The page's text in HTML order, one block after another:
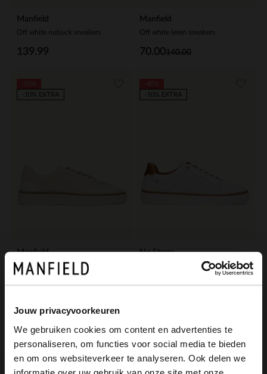
Jouw privacyvoorkeuren
We gebruiken cookies om content en advertenties te
personaliseren, om functies voor social media te bieden
en om ons websiteverkeer te analyseren. Ook delen we
Manfield
Off white nubuck sneakers
139.99
Manfield
Off white leren sneakers
140.00
70.00
Manfield
Off white leren sneakers
140.00
70.00
-10% EXTRA
No Stress
Witte nubuck sneakers
129.98
77.99
-10% EXTRA
-10% EXTRA
-10% EXTRA
×
View this website in English?